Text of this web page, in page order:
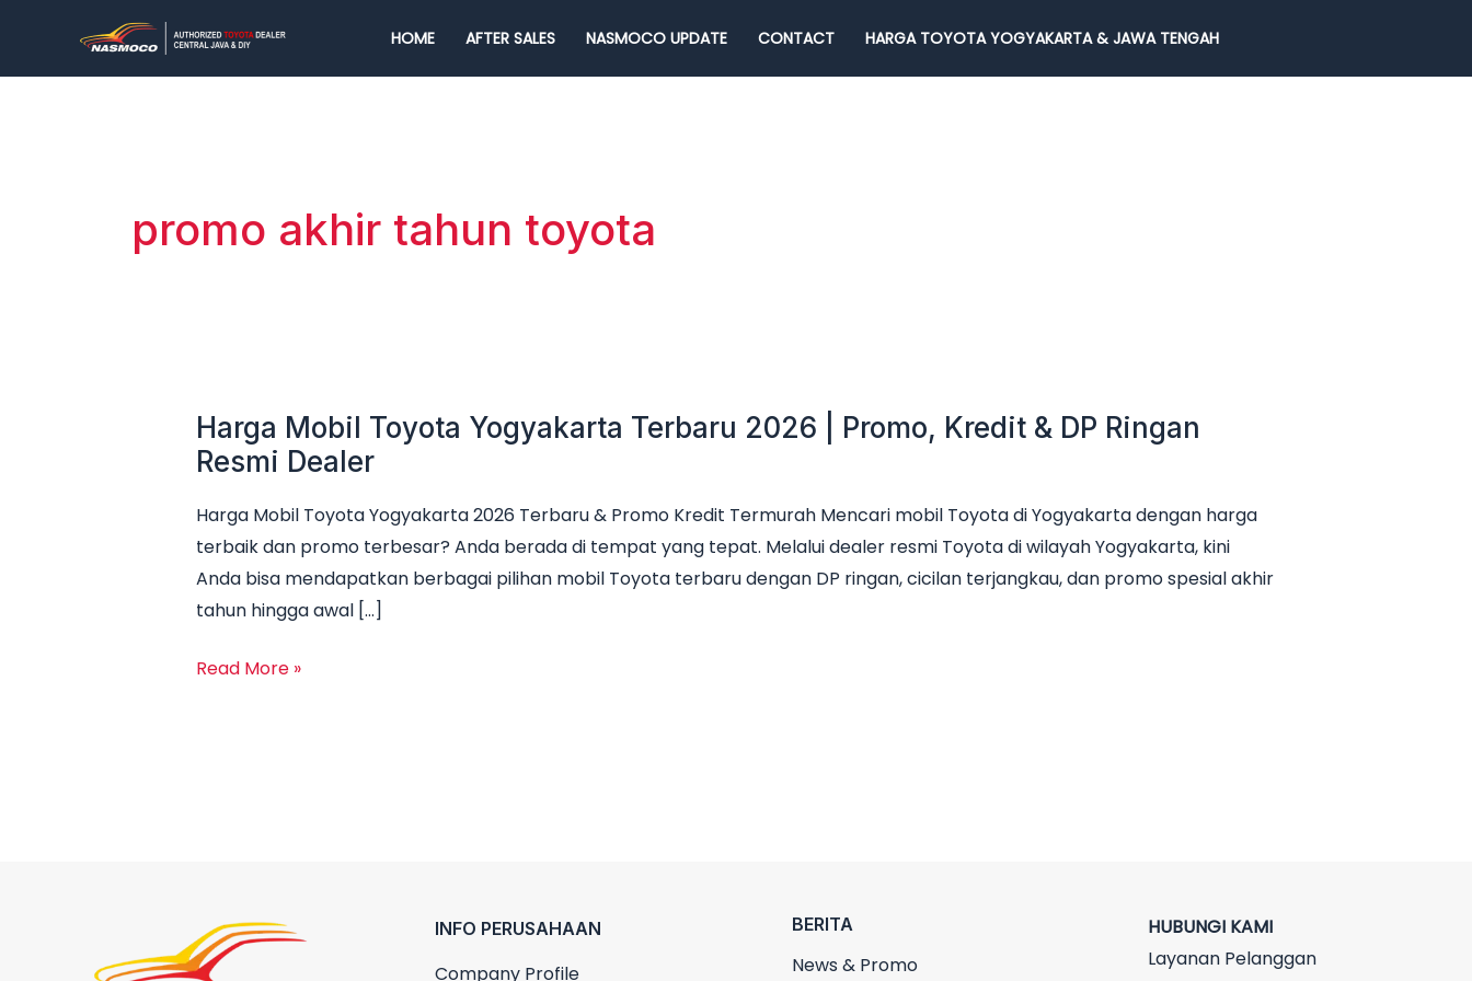
konten
HOME AFTER SALES NASMOCO UPDATE CONTACT HARGA TOYOTA YOGYAKARTA & JAWA TENGAH
promo akhir tahun toyota
Harga Mobil Toyota Yogyakarta Terbaru 2026 | Promo, Kredit & DP Ringan
Resmi Dealer
Harga Mobil Toyota Yogyakarta 2026 Terbaru & Promo Kredit Termurah Mencari mobil Toyota di Yogyakarta dengan harga
terbaik dan promo terbesar? Anda berada di tempat yang tepat. Melalui dealer resmi Toyota di wilayah Yogyakarta, kini
Anda bisa mendapatkan berbagai pilihan mobil Toyota terbaru dengan DP ringan, cicilan terjangkau, dan promo spesial akhir
tahun hingga awal […]
Harga
Mobil
Yogyakarta
Terbaru
2026
|
Kredit
Read More »
INFO PERUSAHAAN
Company Profile
BERITA
News & Promo
HUBUNGI KAMI
Layanan Pelanggan